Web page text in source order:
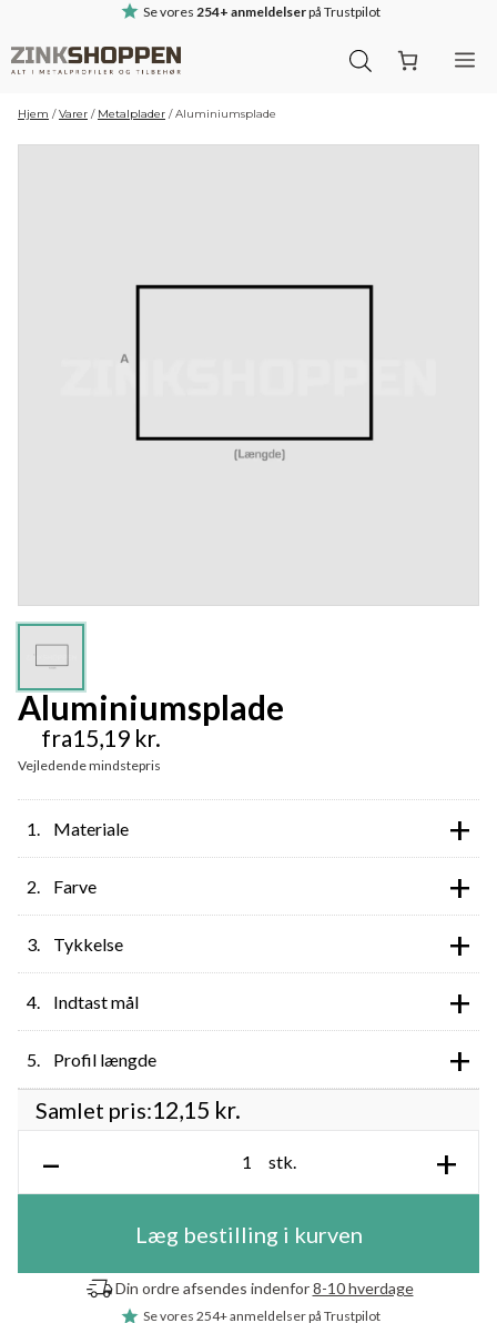
indhold
Se vores 254+ anmeldelserpå Trustpilot
Hjem /Varer / Metalplader /Aluminiumsplade
Aluminiumsplade
fra15,19 kr.
Vejledende mindstepris
Materiale +
Farve +
Tykkelse +
Indtast mål +
Profil længde +
Samlet pris:12,15 kr.
– stk. +
Læg bestilling i kurven
Din ordre afsendes indenfor8-10 hverdage
Se vores 254+ anmeldelserpå Trustpilot